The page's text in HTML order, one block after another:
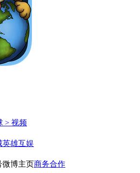
> 视频
英雄互娱
微博主页商务合作